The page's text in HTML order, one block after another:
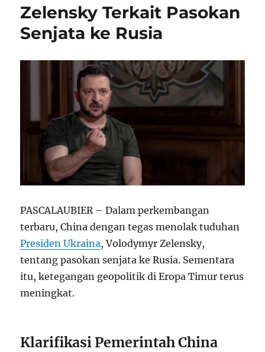
Zelensky Terkait Pasokan
Senjata ke Rusia
PASCALAUBIER – Dalam perkembangan
terbaru, China dengan tegas menolak tuduhan
Presiden Ukraina, Volodymyr Zelensky,
tentang pasokan senjata ke Rusia. Sementara
itu, ketegangan geopolitik di Eropa Timur terus
meningkat.
Klarifikasi Pemerintah China